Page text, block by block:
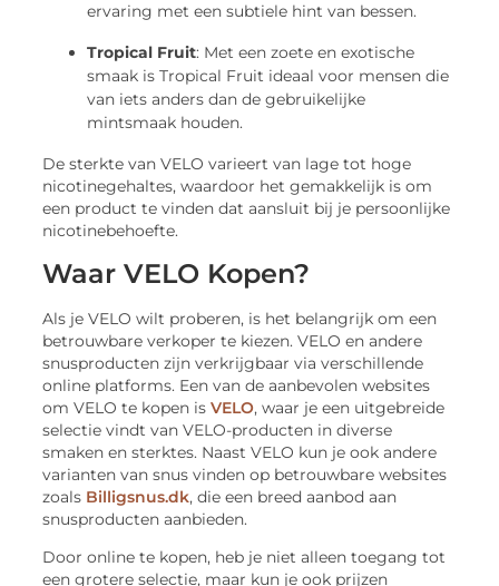
ervaring met een subtiele hint van bessen.
Tropical Fruit: Met een zoete en exotische
smaak is Tropical Fruit ideaal voor mensen die
van iets anders dan de gebruikelijke
mintsmaak houden.
De sterkte van VELO varieert van lage tot hoge
nicotinegehaltes, waardoor het gemakkelijk is om
een product te vinden dat aansluit bij je persoonlijke
nicotinebehoefte.
Waar VELO Kopen?
Als je VELO wilt proberen, is het belangrijk om een
betrouwbare verkoper te kiezen. VELO en andere
snusproducten zijn verkrijgbaar via verschillende
online platforms. Een van de aanbevolen websites
om VELO te kopen isVELO, waar je een uitgebreide
selectie vindt van VELO-producten in diverse
smaken en sterktes. Naast VELO kun je ook andere
varianten van snus vinden op betrouwbare websites
zoals Billigsnus.dk, die een breed aanbod aan
snusproducten aanbieden.
Door online te kopen, heb je niet alleen toegang tot
een grotere selectie, maar kun je ook prijzen